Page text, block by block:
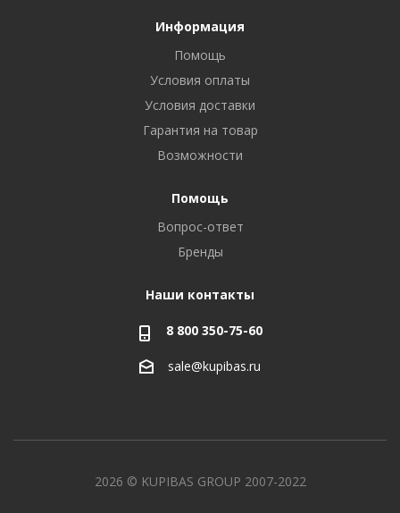
Информация
Помощь
Условия оплаты
Условия доставки
Гарантия на товар
Возможности
Помощь
Вопрос-ответ
Бренды
Наши контакты
8 800 350-75-60
sale@kupibas.ru
2026 © KUPIBAS GROUP 2007-2022